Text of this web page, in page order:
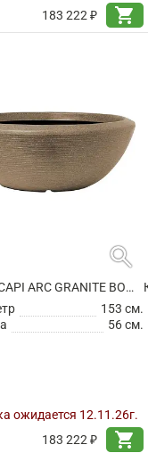
183 222 ₽
shopping_cart
search
КАШПО CAPI ARC GRANITE BOWL LOW WARM TAUPE
153 см.
56 см.
ожидается 12.11.26г.
183 222 ₽
shopping_cart